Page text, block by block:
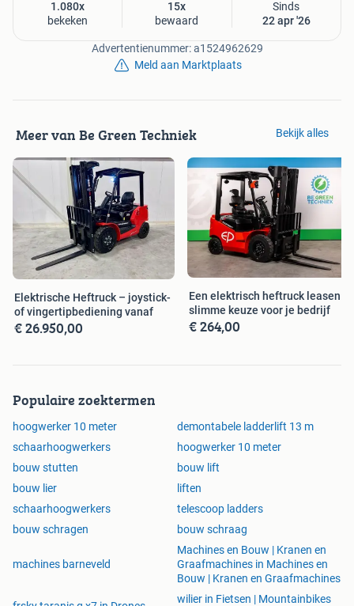
Voorraad: 12 stuks
Afmetingen (l x b): 2.48 x 1.19 m
Werkbelasting: 320 kg
Het merk Dingli staat bekend om zijn hoge bouwkwaliteit,
betrouwbare prestaties in dagelijks gebruik en machines
die ontworpen zijn voor een lange en probleemloze
levensduur.
Interesse? Neem contact op.
Onze Dingli schaarhoogwerkers zijn het perfecte alternatief
voor hoogwerkers van de volgende merken: Fronteq, GENIE,
GSL, Hab, Haulotte, Holland Lift, JCB, JLG, Manitou,
SkyJack, Hinowa, XCMG, Zoomlion, Magni, Rhinox,
1.080x
bekeken
15x
bewaard
Sinds
22 apr '26
Advertentienummer: a1524962629
Meld aan Marktplaats
Meer van Be Green Techniek Bekijk alles
Elektrische Heftruck – joystick-
of vingertipbediening vanaf
€ 26.950,00
Een elektrisch heftruck leasen:
slimme keuze voor je bedrijf
€ 264,00
Populaire zoektermen
hoogwerker 10 meter
demontabele ladderlift 13 m
schaarhoogwerkers
hoogwerker 10 meter
bouw stutten
bouw lift
bouw lier
liften
schaarhoogwerkers
telescoop ladders
bouw schragen
bouw schraag
machines barneveld
Machines en Bouw | Kranen en
Graafmachines in Machines en
Bouw | Kranen en Graafmachines
wilier in Fietsen | Mountainbikes